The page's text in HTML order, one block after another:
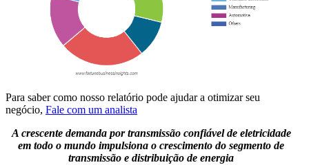
Para saber como nosso relatório pode ajudar a otimizar seu
negócio, Fale com um analista
A crescente demanda por transmissão confiável de eletricidade
em todo o mundo impulsiona o crescimento do segmento de
transmissão e distribuição de energia